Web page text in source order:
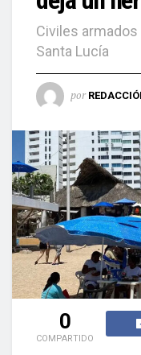
Civiles
Santa Lucía
por
0
COMPARTIDO